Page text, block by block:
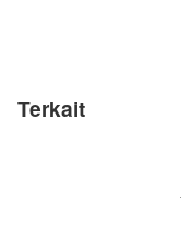
Terkait